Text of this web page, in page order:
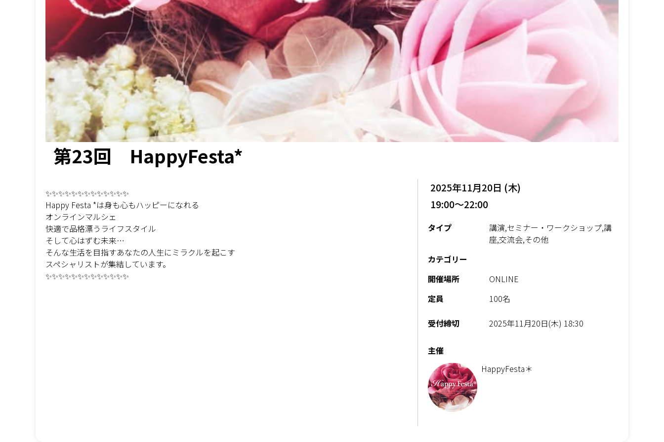
第23回 HappyFesta*
✨✨✨✨✨✨✨✨✨✨✨✨✨
Happy Festa *は身も心もハッピーになれる
オンラインマルシェ
快適で品格漂うライフスタイル
そして心はずむ未来…
そんな生活を目指すあなたの人生にミラクルを起こす
スペシャリストが集結しています。
✨✨✨✨✨✨✨✨✨✨✨✨✨
2025年11月20日 (木)
19:00～22:00
タイプ
講演,セミナー・ワークショップ,講
座,交流会,その他
カテゴリー
開催場所
ONLINE
定員
100名
受付締切 2025年11月20日(木) 18:30
主催
HappyFesta＊